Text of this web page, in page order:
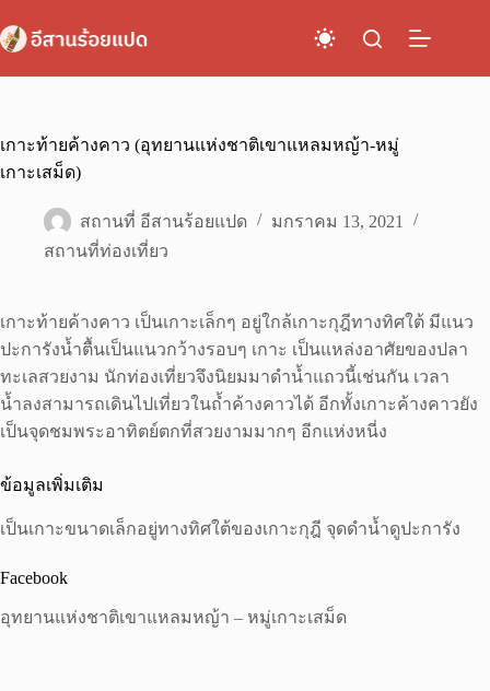
to
content
เกาะท้ายค้างคาว (อุทยานแห่งชาติเขาแหลมหญ้า-หมู่
เกาะเสม็ด)
สถานที่ อีสานร้อยแปด
มกราคม 13, 2021
สถานที่ท่องเที่ยว
เกาะท้ายค้างคาว เป็นเกาะเล็กๆ อยู่ใกล้เกาะกุฎีทางทิศใต้ มีแนว
ปะการังน้ำตื้นเป็นแนวกว้างรอบๆ เกาะ เป็นแหล่งอาศัยของปลา
ทะเลสวยงาม นักท่องเที่ยวจึงนิยมมาดำน้ำแถวนี้เช่นกัน เวลา
น้ำลงสามารถเดินไปเที่ยวในถ้ำค้างคาวได้ อีกทั้งเกาะค้างคาวยัง
เป็นจุดชมพระอาทิตย์ตกที่สวยงามมากๆ อีกแห่งหนี่ง
ข้อมูลเพิ่มเติม
เป็นเกาะขนาดเล็กอยู่ทางทิศใต้ของเกาะกุฎี จุดดำน้ำดูปะการัง
Facebook
อุทยานแห่งชาติเขาแหลมหญ้า – หมู่เกาะเสม็ด